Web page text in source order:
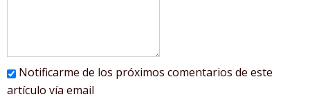
Notificarme de los próximos comentarios de este
artículo vía email